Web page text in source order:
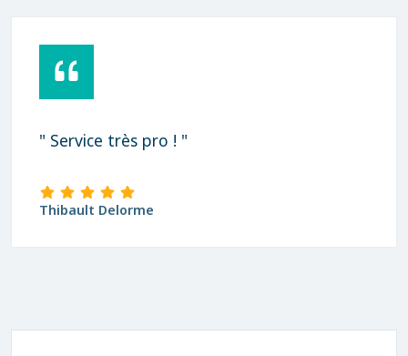
" Service très pro ! "
Thibault Delorme